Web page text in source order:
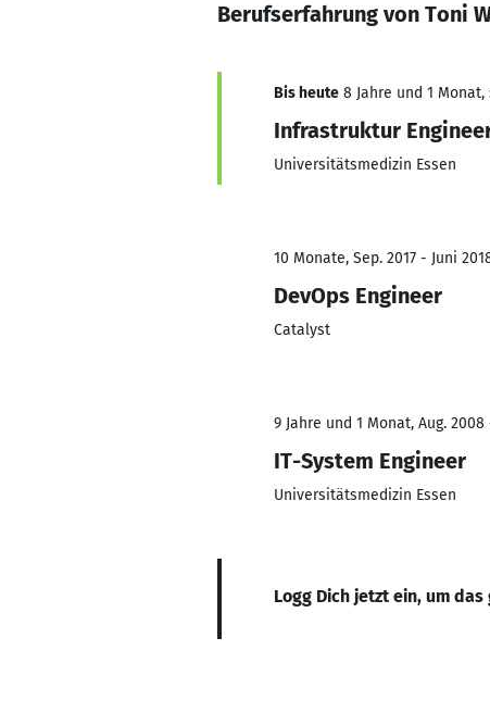
Berufserfahrung von Toni
Bis heute 8 Jahre und 1 Monat,
Infrastruktur
Universitätsmedizin Essen
10 Monate, Sep. 2017 - Juni
DevOps Engineer
Catalyst
9 Jahre und 1 Monat, Aug. 2008
IT-System Engineer
Universitätsmedizin Essen
Logg Dich jetzt ein, um